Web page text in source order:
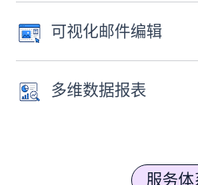
可视化邮件编辑
多维数据报表
服务体